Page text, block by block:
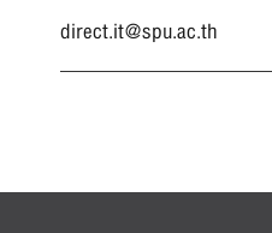
direct.it@spu.ac.th